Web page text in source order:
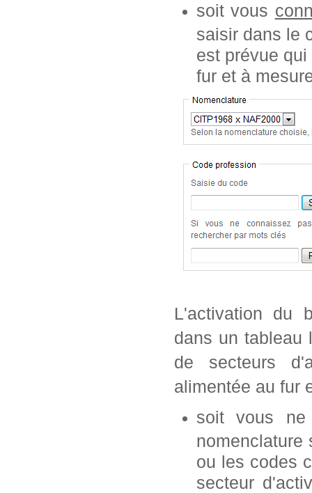
soit vous
saisir dans le
est prévue
fur et à
L'activation du
dans un tableau
de secteurs
alimentée au fur
soit vous
nomenclature
ou les codes
secteur